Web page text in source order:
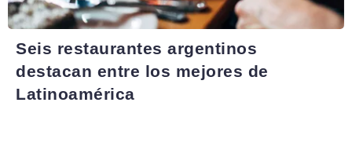
Seis restaurantes argentinos
destacan entre los mejores de
Latinoamérica